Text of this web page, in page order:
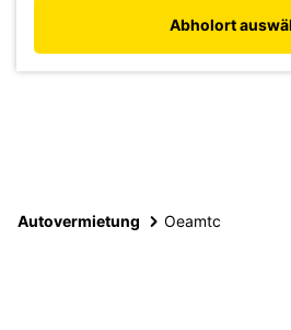
Abholort
Autovermietung Oeamtc